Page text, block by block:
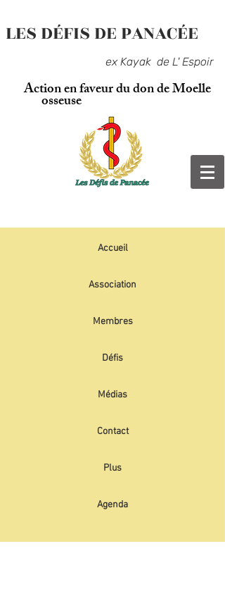
LES DÉFIS DE PANACÉE
ex Kayak de L' Espoir
Action en faveur du don de Moelle
osseuse
Accueil
Association
Membres
Défis
Médias
Contact
Plus
Agenda